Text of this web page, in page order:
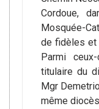
Cordoue,
Mosquée-
de fidèles et
Parmi
titulaire du
Mgr
même